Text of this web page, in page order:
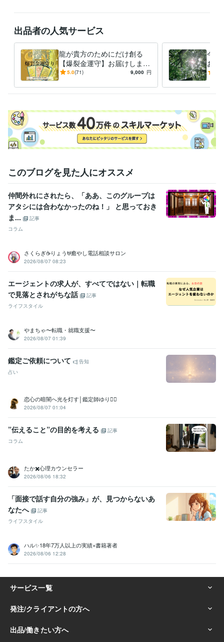
出品者の人気サービス
龍が貴方のためにだけ創る
【爆裂金運守】お届けします
龍からの金運エネルギー受け
5.0(71) 9,000 円
今貴
お届
ラブ
このブログを見た人にオススメ
仲間外れにされたら、「ああ、このグループは
アタシには合わなかったのね！」 と思っておき
ま...
記事
コラム
さくらぎ☕りょう⛎癒やし電話相談サロン
2026/08/07 08:23
エージェントの求人が、すべてではない｜転職
で見落とされがちな話
記事
ライフスタイル
やまちゃ〜転職・就職支援〜
2026/08/07 01:39
鑑定ご依頼について
告知
占い
恋心の暗闇へ光を灯す│鑑定師ゆり❁⃘
2026/08/07 01:04
”伝えること”の目的を考える
記事
コラム
たか✖️心理カウンセラー
2026/08/06 18:32
「面接で話す自分の強み」が、見つからないあ
なたへ
記事
ライフスタイル
ハル✨18年7万人以上の実績×書籍著者
2026/08/06 12:28